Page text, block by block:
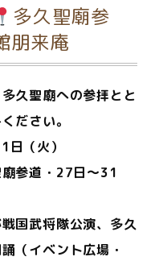
多久聖廟参
朋来庵
久聖廟への参拝とと
ださい。
（火）
参道・27日～31
国武将隊公演、多久
（イベント広場・